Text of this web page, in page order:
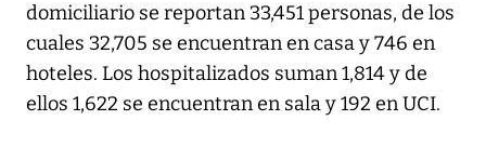
domiciliario se reportan 33,451 personas, de los
cuales 32,705 se encuentran en casa y 746 en
hoteles. Los hospitalizados suman 1,814 y de
ellos 1,622 se encuentran en sala y 192 en UCI.